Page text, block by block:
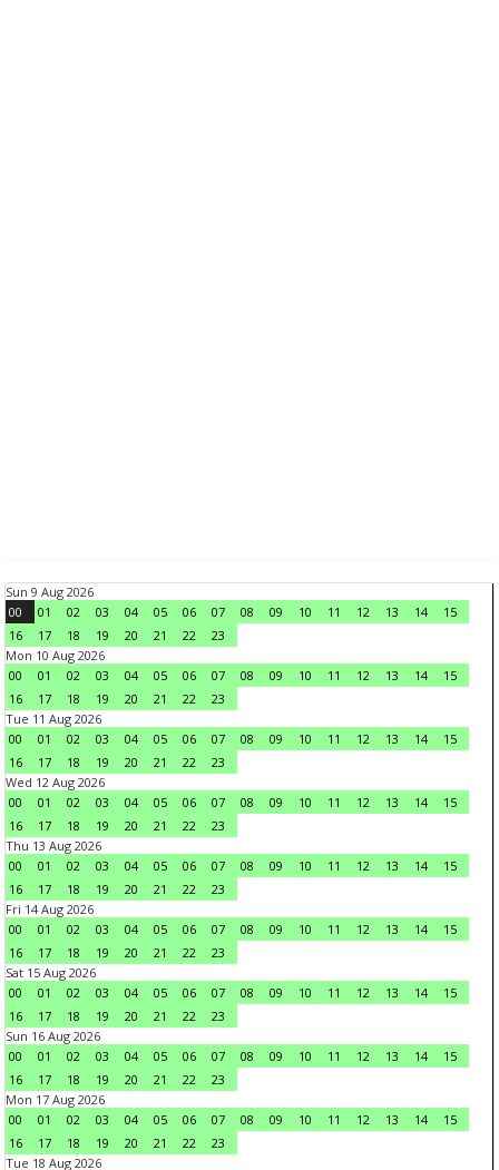
Sun 9 Aug 2026
00
01 02 03 04 05 06 07 08 09 10 11 12 13 14
15
16
17 18 19 20 21 22
23
Mon 10 Aug 2026
00
01 02 03 04 05 06 07 08 09 10 11 12 13 14
15
16
17 18 19 20 21 22
23
Tue 11 Aug 2026
00
01 02 03 04 05 06 07 08 09 10 11 12 13 14
15
16
17 18 19 20 21 22
23
Wed 12 Aug 2026
00
01 02 03 04 05 06 07 08 09 10 11 12 13 14
15
16
17 18 19 20 21 22
23
Thu 13 Aug 2026
00
01 02 03 04 05 06 07 08 09 10 11 12 13 14
15
16
17 18 19 20 21 22
23
Fri 14 Aug 2026
00
01 02 03 04 05 06 07 08 09 10 11 12 13 14
15
16
17 18 19 20 21 22
23
Sat 15 Aug 2026
00
01 02 03 04 05 06 07 08 09 10 11 12 13 14
15
16
17 18 19 20 21 22
23
Sun 16 Aug 2026
00
01 02 03 04 05 06 07 08 09 10 11 12 13 14
15
16
17 18 19 20 21 22
23
Mon 17 Aug 2026
00
01 02 03 04 05 06 07 08 09 10 11 12 13 14
15
16
17 18 19 20 21 22
23
Tue 18 Aug 2026